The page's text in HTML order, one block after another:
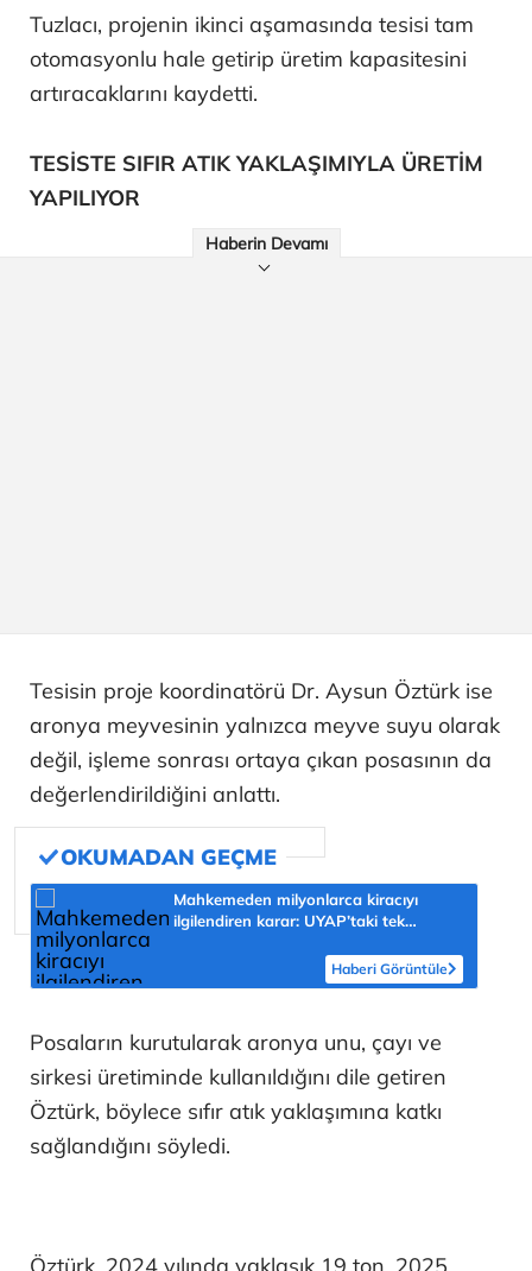
Tuzlacı, projenin ikinci aşamasında tesisi tam
otomasyonlu hale getirip üretim kapasitesini
artıracaklarını kaydetti.
TESİSTE SIFIR ATIK YAKLAŞIMIYLA ÜRETİM
YAPILIYOR​​​​​​​
Haberin Devamı
Tesisin proje koordinatörü Dr. Aysun Öztürk ise
aronya meyvesinin yalnızca meyve suyu olarak
değil, işleme sonrası ortaya çıkan posasının da
değerlendirildiğini anlattı.
Mahkemeden milyonlarca kiracıyı
ilgilendiren karar: UYAP’taki tek
Haberi Görüntüle
Posaların kurutularak aronya unu, çayı ve
sirkesi üretiminde kullanıldığını dile getiren
Öztürk, böylece sıfır atık yaklaşımına katkı
sağlandığını söyledi.